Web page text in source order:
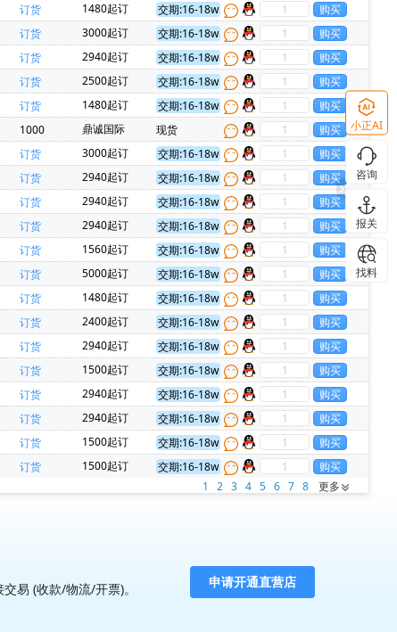
订货 1480起订
交期:16-18w
订货 3000起订
交期:16-18w
订货 2940起订
交期:16-18w
订货 2500起订
交期:16-18w
订货 1480起订
交期:16-18w
1000 鼎诚国际
现货
订货 3000起订
交期:16-18w
订货 2940起订
交期:16-18w
订货 2940起订
交期:16-18w
订货 2940起订
交期:16-18w
订货 1560起订
交期:16-18w
订货 5000起订
交期:16-18w
订货 1480起订
交期:16-18w
订货 2400起订
交期:16-18w
订货 2940起订
交期:16-18w
订货 1500起订
交期:16-18w
订货 2940起订
交期:16-18w
订货 2940起订
交期:16-18w
订货 1500起订
交期:16-18w
订货 1500起订
交期:16-18w
1
2 3 4 5 6 7 8 更多
易 (收款/物流/开票)。
小正AI
咨询
报关
找料